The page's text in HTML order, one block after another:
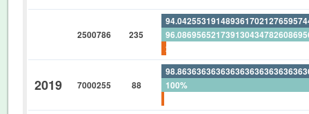
2500786 235
2019 7000255 88
100%